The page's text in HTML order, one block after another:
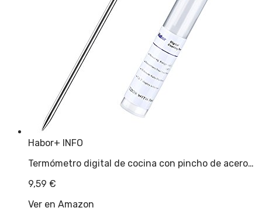
Habor+ INFO
Termómetro digital de cocina con pincho de acero…
9,59 €
Ver en Amazon